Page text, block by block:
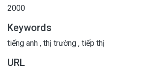
2000
Keywords
tiếng anh , thị trường , tiếp thị
URL